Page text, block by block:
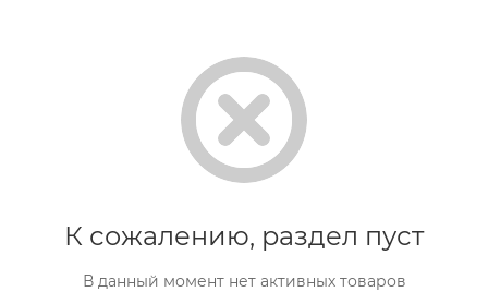
К сожалению, раздел пуст
В данный момент нет активных товаров